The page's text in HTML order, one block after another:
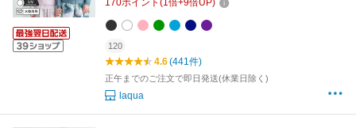
170ポイント (1倍+9倍UP)
120
4.6(441件)
正午までのご注文で即日発送(休業日除く)
laqua